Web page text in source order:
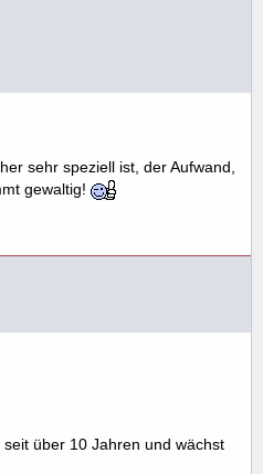
sehr speziell ist, der Aufwand,
gewaltig!
über 10 Jahren und wächst